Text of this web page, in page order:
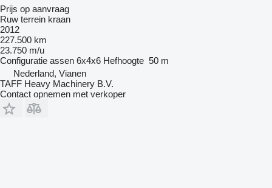
Prijs op aanvraag
Ruw terrein kraan
2012
227.500 km
23.750 m/u
Configuratie assen 6x4x6 Hefhoogte 50 m
Nederland, Vianen
TAFF Heavy Machinery B.V.
Contact opnemen met verkoper